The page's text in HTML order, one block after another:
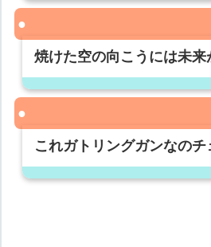
焼けた空の向こうには未来
これガトリングガンなの